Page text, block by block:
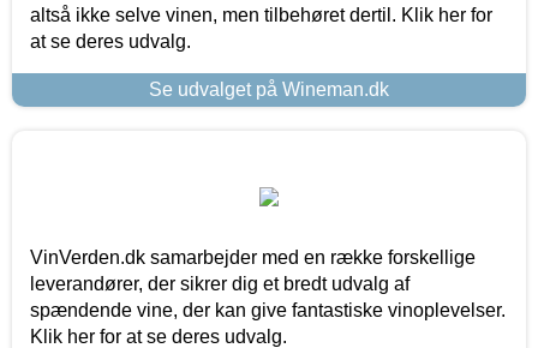
altså ikke selve vinen, men tilbehøret dertil. Klik her for
at se deres udvalg.
Se udvalget på Wineman.dk
VinVerden.dk samarbejder med en række forskellige
leverandører, der sikrer dig et bredt udvalg af
spændende vine, der kan give fantastiske vinoplevelser.
Klik her for at se deres udvalg.